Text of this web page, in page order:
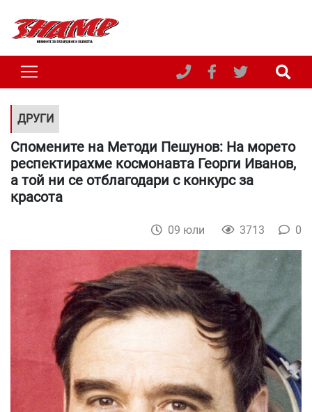
ДРУГИ
Спомените на Методи Пешунов: На морето
респектирахме космонавта Георги Иванов,
а той ни се отблагодари с конкурс за
красота
09 юли 3713 0